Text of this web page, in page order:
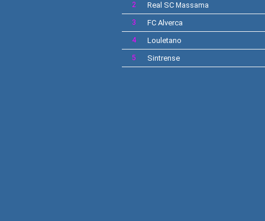
2 Real SC Massama
3 FC Alverca
4 Louletano
5 Sintrense